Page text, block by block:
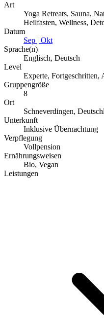
Art
Yoga Retreats, Sauna,
Heilfasten, Wellness,
Datum
Sep | Okt
Sprache(n)
Englisch, Deutsch
Level
Experte, Fortgeschritten,
Gruppengröße
8
Ort
Schneverdingen,
Unterkunft
Inklusive Übernachtung
Verpflegung
Vollpension
Ernährungsweisen
Bio, Vegan
Leistungen